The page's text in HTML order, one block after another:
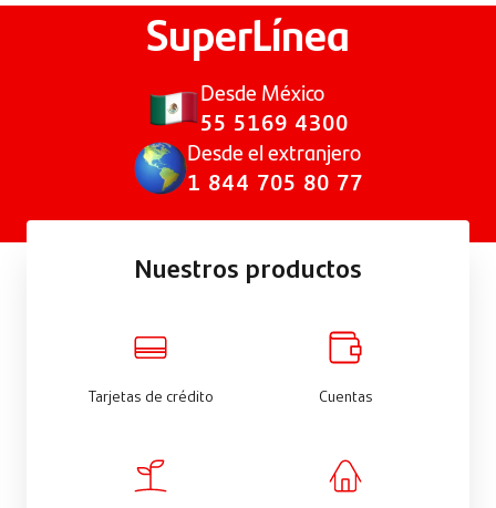
SuperLínea
Desde México
55 5169 4300
Desde el extranjero
1 844 705 80 77
Nuestros productos
Tarjetas de crédito Cuentas